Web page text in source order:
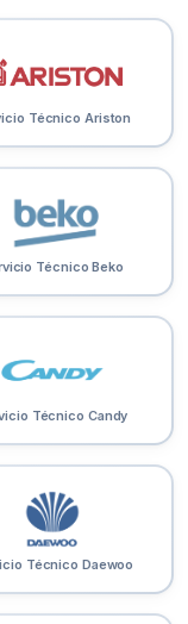
Técnico Ariston
Técnico Beko
Técnico Candy
Técnico Daewoo